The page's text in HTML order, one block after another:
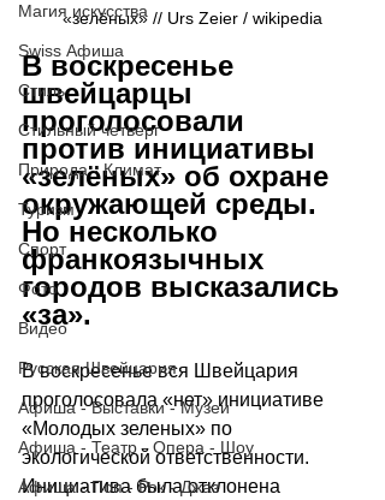
Магия искусства
Swiss Афиша
Стиль
Стильный четверг
Природа - Климат
Туризм
Спорт
Фото
Видео
Русская Швейцария
Афиша - Выставки - Музеи
Афиша - Театр - Опера - Шоу
Афиша - Поп - Рок - Джаз
«зелёных» // Urs Zeier / wikipedia
В воскресенье
швейцарцы
проголосовали
против инициативы
«зелёных» об охране
окружающей среды.
Но несколько
франкоязычных
городов высказались
«за».
В воскресенье вся Швейцария
проголосовала «нет» инициативе
«Молодых зеленых» по
экологической ответственности.
Инициатива была отклонена